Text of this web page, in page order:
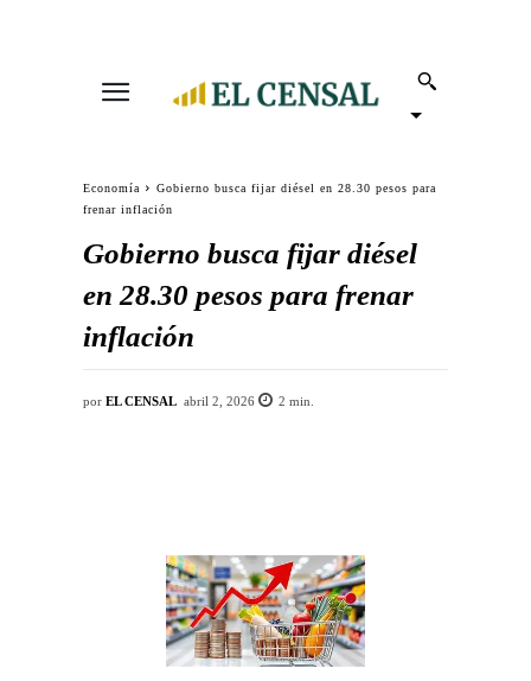
Economía
Gobierno busca fijar diésel en 28.30 pesos para
frenar inflación
Gobierno busca fijar diésel
en 28.30 pesos para frenar
inflación
por EL CENSAL abril 2, 2026 2 min.